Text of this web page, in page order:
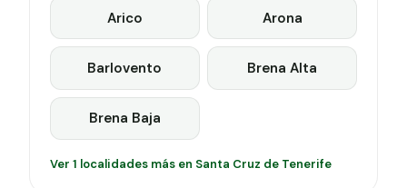
Arico Arona
Barlovento Brena Alta
Brena Baja
Ver 1 localidades más en Santa Cruz de Tenerife